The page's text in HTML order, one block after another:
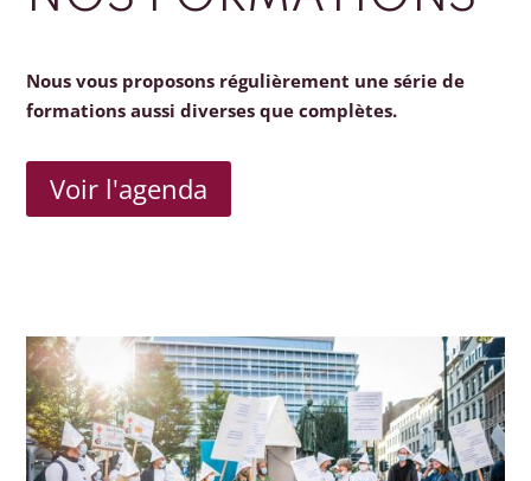
Nous vous proposons régulièrement une série de
formations aussi diverses que complètes.
Voir l'agenda